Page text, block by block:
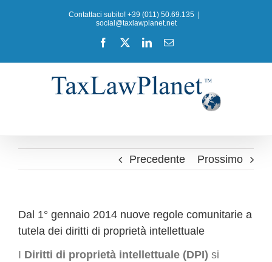
Contattaci subito! +39 (011) 50.69.135
social@taxlawplanet.net
Facebook LinkedInEmail
Precedente Prossimo
Dal 1° gennaio 2014 nuove regole comunitarie a
tutela dei diritti di proprietà intellettuale
I Diritti di proprietà intellettuale (DPI) si